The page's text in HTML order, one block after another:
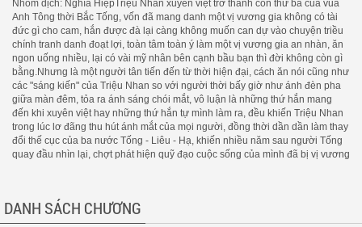
Nhóm dịch: Nghĩa HiệpTriệu Nhan xuyên việt trở thành con thứ ba của vua
Anh Tông thời Bắc Tống, vốn đã mang danh một vị vương gia không có tài
đức gì cho cam, hắn được đà lại càng không muốn can dự vào chuyện triều
chính tranh danh đoạt lợi, toàn tâm toàn ý làm một vị vương gia an nhàn, ăn
ngon uống nhiều, lại có vài mỹ nhân bên cạnh bầu bạn thì đời không còn gì
bằng.Nhưng là một người tân tiến đến từ thời hiện đại, cách ăn nói cũng như
các "sáng kiến" của Triệu Nhan so với người thời bấy giờ như ánh đèn pha
giữa màn đêm, tỏa ra ánh sáng chói mắt, vô luận là những thứ hắn mang
đến khi xuyên việt hay những thứ hắn tự mình làm ra, đều khiến Triệu Nhan
trong lúc lơ đãng thu hút ánh mắt của mọi người, đồng thời dần dần làm thay
đổi thế cục của ba nước Tống - Liêu - Hạ, khiến nhiều năm sau người Tống
quay đầu nhìn lại, chợt phát hiện quỹ đạo cuộc sống của mình đã bị vị vương
đường từ thị trấn trở về, đi qua ruộng ngô, hắn bẻ 2 bắp ngô và 1 củ khoai
lang định bụng sẽ nướng lên ăn đỡ đói, vậy mà... Không hiểu cái lão nông
DANH SÁCH CHƯƠNG